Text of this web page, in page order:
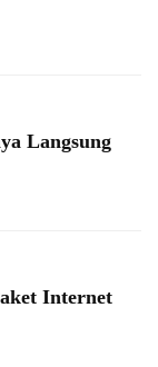
Langsung
Internet